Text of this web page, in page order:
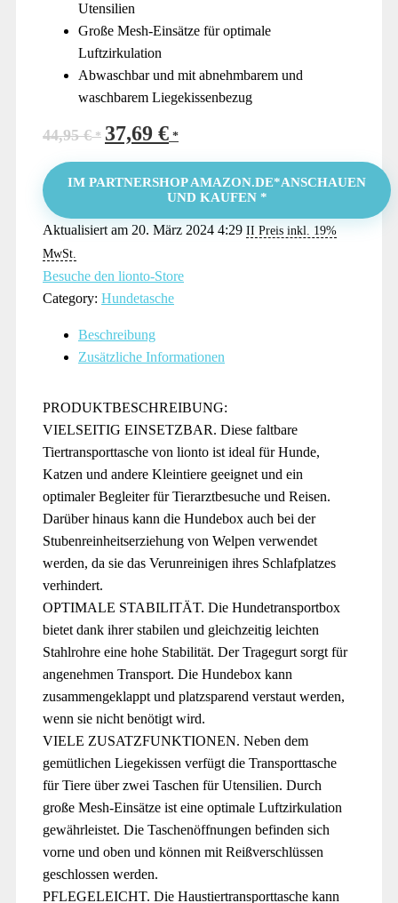
Utensilien
Große Mesh-Einsätze für optimale
Luftzirkulation
Abwaschbar und mit abnehmbarem und
waschbarem Liegekissenbezug
44,95€
Ursprünglicher
war:
37,69 € Aktueller
ist:
37,69 €.
IM PARTNERSHOP AMAZON.DE*ANSCHAUEN
UND KAUFEN *
Aktualisiert am 20. März 2024 4:29 II Preis inkl. 19%
MwSt.
Besuche den lionto-Store
Category: Hundetasche
Beschreibung
Zusätzliche Informationen
PRODUKTBESCHREIBUNG:
VIELSEITIG EINSETZBAR. Diese faltbare
Tiertransporttasche von lionto ist ideal für Hunde,
Katzen und andere Kleintiere geeignet und ein
optimaler Begleiter für Tierarztbesuche und Reisen.
Darüber hinaus kann die Hundebox auch bei der
Stubenreinheitserziehung von Welpen verwendet
werden, da sie das Verunreinigen ihres Schlafplatzes
verhindert.
OPTIMALE STABILITÄT. Die Hundetransportbox
bietet dank ihrer stabilen und gleichzeitig leichten
Stahlrohre eine hohe Stabilität. Der Tragegurt sorgt für
angenehmen Transport. Die Hundebox kann
zusammengeklappt und platzsparend verstaut werden,
wenn sie nicht benötigt wird.
VIELE ZUSATZFUNKTIONEN. Neben dem
gemütlichen Liegekissen verfügt die Transporttasche
für Tiere über zwei Taschen für Utensilien. Durch
große Mesh-Einsätze ist eine optimale Luftzirkulation
gewährleistet. Die Taschenöffnungen befinden sich
vorne und oben und können mit Reißverschlüssen
geschlossen werden.
PFLEGELEICHT. Die Haustiertransporttasche kann